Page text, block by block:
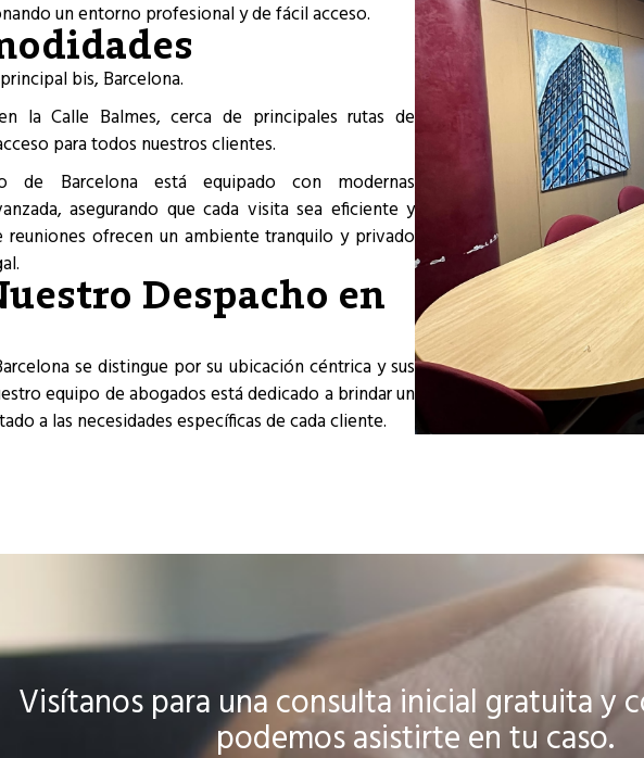
un entorno profesional y de fácil acceso.
bis, Barcelona.
la Calle Balmes, cerca de principales rutas de
para todos nuestros clientes.
de Barcelona está equipado con modernas
asegurando que cada visita sea eficiente y
reuniones ofrecen un ambiente tranquilo y privado
Despacho en
se distingue por su ubicación céntrica y sus
equipo de abogados está dedicado a brindar un
a las necesidades específicas de cada cliente.
Visítanos para una consulta inicial gratuita y
podemos asistirte en tu caso.